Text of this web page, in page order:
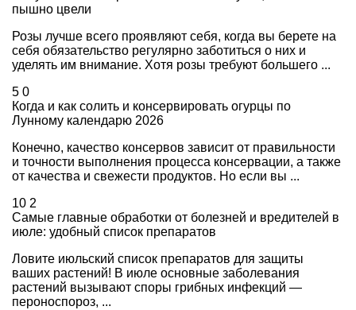
пышно цвели
Розы лучше всего проявляют себя, когда вы берете на
себя обязательство регулярно заботиться о них и
уделять им внимание. Хотя розы требуют большего ...
5 0
Когда и как солить и консервировать огурцы по
Лунному календарю 2026
Конечно, качество консервов зависит от правильности
и точности выполнения процесса консервации, а также
от качества и свежести продуктов. Но если вы ...
10 2
Самые главные обработки от болезней и вредителей в
июле: удобный список препаратов
Ловите июльский список препаратов для защиты
ваших растений! В июле основные заболевания
растений вызывают споры грибных инфекций —
пероноспороз, ...